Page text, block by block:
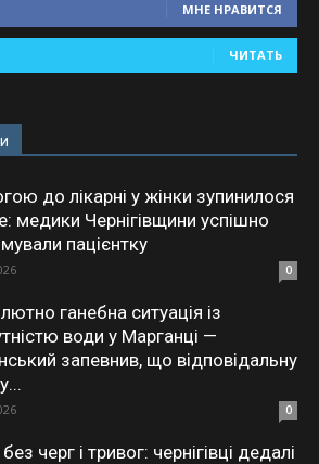
МНЕ НРАВИТСЯ
ЧИТАТЬ
до лікарні у жінки зупинилося
медики Чернігівщини успішно
пацієнтку
0
ганебна ситуація із
води у Марганці —
запевнив, що відповідальну
0
черг і тривог: чернігівці дедалі